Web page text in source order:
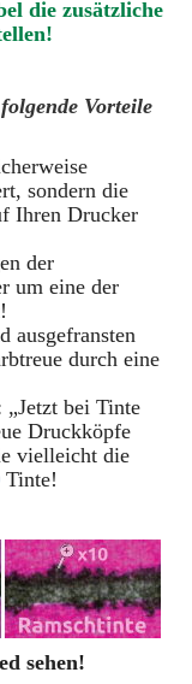
die zusätzliche
Vorteile
sondern die
Ihren Drucker
der
um eine der
ausgefransten
durch eine
„Jetzt bei Tinte
Druckköpfe
vielleicht die
Tinte!
sehen!